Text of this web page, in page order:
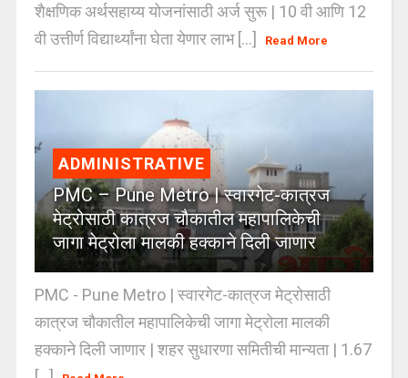
शैक्षणिक अर्थसहाय्य योजनांसाठी अर्ज सुरू | 10 वी आणि 12
वी उत्तीर्ण विद्यार्थ्यांना घेता येणार लाभ [...]
Read More
ADMINISTRATIVE
PMC – Pune Metro | स्वारगेट-कात्रज
मेट्रोसाठी कात्रज चौकातील महापालिकेची
जागा मेट्रोला मालकी हक्काने दिली जाणार
PMC - Pune Metro | स्वारगेट-कात्रज मेट्रोसाठी
कात्रज चौकातील महापालिकेची जागा मेट्रोला मालकी
हक्काने दिली जाणार | शहर सुधारणा समितीची मान्यता | 1.67